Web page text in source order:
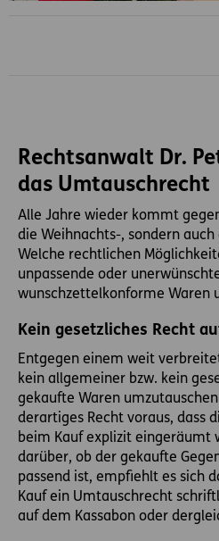
Rechtsanwalt Dr.
das Umtauschrecht
Alle Jahre wieder kommt
die Weihnachts-, sondern
Welche rechtlichen
unpassende oder
wunschzettelkonforme Waren
Kein gesetzliches Recht
Entgegen einem weit
kein allgemeiner bzw. kein
gekaufte Waren
derartiges Recht voraus, dass
beim Kauf explizit eingeräumt
darüber, ob der gekaufte
passend ist, empfiehlt es sich
Kauf ein Umtauschrecht
auf dem Kassabon oder